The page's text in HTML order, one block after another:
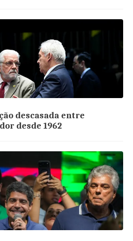
descasada entre
desde 1962